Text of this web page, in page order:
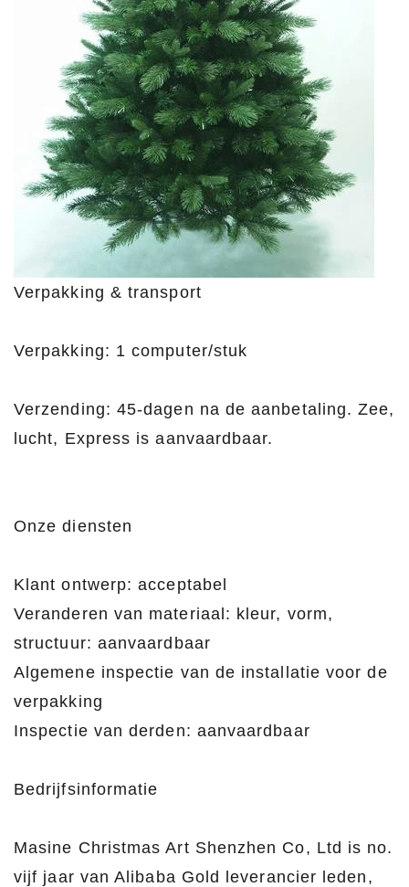
Verpakking & transport
Verpakking: 1 computer/stuk
Verzending: 45-dagen na de aanbetaling. Zee,
lucht, Express is aanvaardbaar.
Onze diensten
Klant ontwerp: acceptabel
Veranderen van materiaal: kleur, vorm,
structuur: aanvaardbaar
Algemene inspectie van de installatie voor de
verpakking
Inspectie van derden: aanvaardbaar
Bedrijfsinformatie
Masine Christmas Art Shenzhen Co, Ltd is no.
vijf jaar van Alibaba Gold leverancier leden,